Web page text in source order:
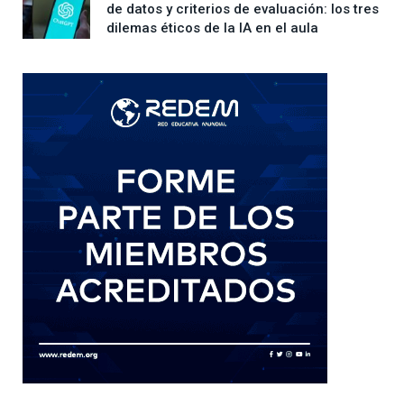
de datos y criterios de evaluación: los tres
dilemas éticos de la IA en el aula